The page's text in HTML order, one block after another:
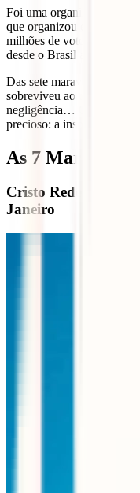
Foi uma organização
que organizou esta
milhões de votos de todas
desde o Brasil até à
Das sete maravilhas
sobreviveu ao teste do
negligência… O tempo
precioso: a inspiração
As 7
Cristo Redentor: a
Janeiro